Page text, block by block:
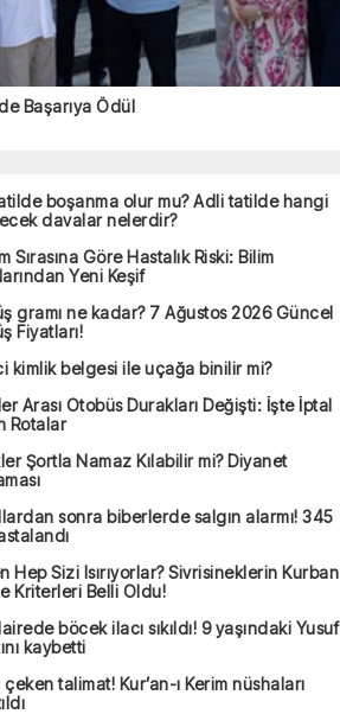
Başarıya Ödül
boşanma olur mu? Adli tatilde hangi
davalar nelerdir?
Sırasına Göre Hastalık Riski: Bilim
Yeni Keşif
gramı ne kadar? 7 Ağustos 2026 Güncel
Fiyatları!
kimlik belgesi ile uçağa binilir mi?
Arası Otobüs Durakları Değişti: İşte İptal
Rotalar
Şortla Namaz Kılabilir mi? Diyanet
sonra biberlerde salgın alarmı! 345
Hep Sizi Isırıyorlar? Sivrisineklerin Kurban
Kriterleri Belli Oldu!
böcek ilacı sıkıldı! 9 yaşındaki Yusuf
kaybetti
talimat! Kur’an-ı Kerim nüshaları